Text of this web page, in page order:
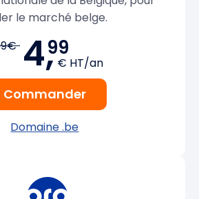
le marché belge.
4,99
€ HT/an
Commander
Domaine .be